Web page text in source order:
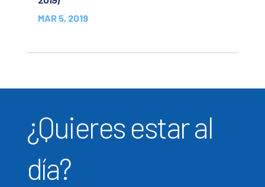
MAR 5, 2019
¿Quieres estar al
día?